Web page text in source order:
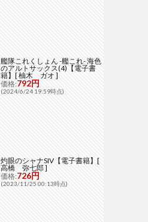
艦隊これくしょん -艦これ- 海色
のアルトサックス(4)【電子書
籍】[ 柚木 ガオ ]
価格:792円
(2024/6/24 19:59時点)
灼眼のシャナSIV【電子書籍】[
高橋 弥七郎 ]
価格:726円
(2023/11/25 00:13時点)